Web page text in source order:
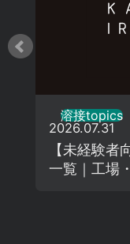
溶接topics
2026.07.31
【未経験者
一覧｜工場